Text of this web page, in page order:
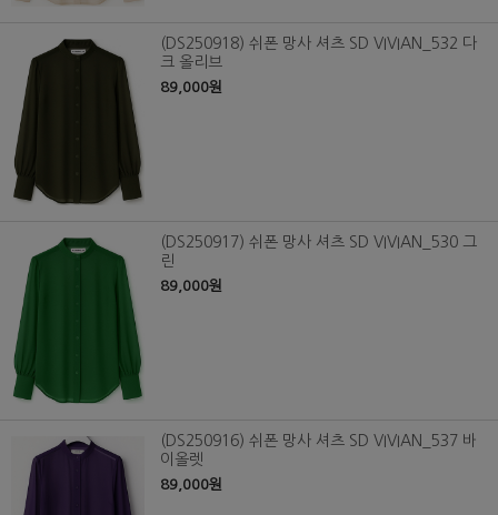
(DS250918) 쉬폰 망사 셔츠 SD VIVIAN_532 다
크 올리브
89,000원
(DS250917) 쉬폰 망사 셔츠 SD VIVIAN_530 그
린
89,000원
(DS250916) 쉬폰 망사 셔츠 SD VIVIAN_537 바
이올렛
89,000원